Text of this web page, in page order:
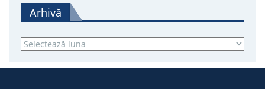
Arhivă
Arhivă